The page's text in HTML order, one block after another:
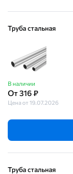
Труба стальная
В наличии
От 316 ₽
Цена от 19.07.2026
Труба стальная